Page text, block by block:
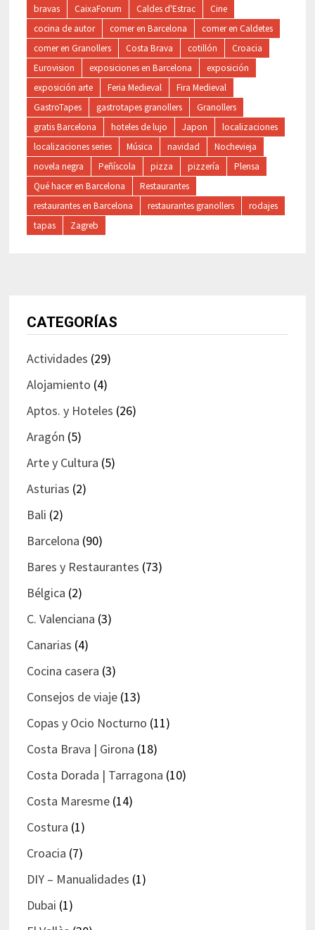
bravas CaixaForum Caldes d'Estrac
Cine
cocina de autor
comer en Barcelona
comer en Caldetes
comer en Granollers
Costa Brava cotillón
Croacia
Eurovision
exposiciones en Barcelona
exposición
exposición arte
Feria Medieval
Fira Medieval
GastroTapes
gastrotapes granollers
Granollers
gratis Barcelona
hoteles de lujo Japon
localizaciones
localizaciones series
Música navidad
Nochevieja
novela negra
Peñíscola pizza pizzería
Plensa
Qué hacer en Barcelona
Restaurantes
restaurantes en Barcelona
restaurantes granollers
rodajes
tapas
Zagreb
CATEGORÍAS
Actividades (29)
Alojamiento (4)
Aptos. y Hoteles (26)
Aragón (5)
Arte y Cultura (5)
Asturias (2)
Bali (2)
Barcelona (90)
Bares y Restaurantes (73)
Bélgica (2)
C. Valenciana (3)
Canarias (4)
Cocina casera (3)
Consejos de viaje(13)
Copas y Ocio Nocturno (11)
Costa Brava | Girona (18)
Costa Dorada | Tarragona (10)
Costa Maresme(14)
Costura (1)
Croacia (7)
DIY – Manualidades (1)
Dubai (1)